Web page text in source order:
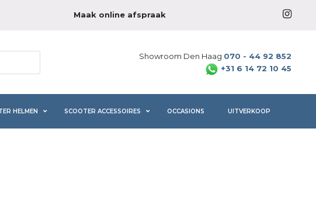
Maak online afspraak
Showroom Den Haag 070 - 44 92 852
+31 6 14 72 10 45
HELMEN SCOOTER ACCESSOIRES OCCASIONS UITVERKOOP